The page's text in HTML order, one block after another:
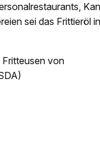
sei das Frittieröl
Fritteusen von